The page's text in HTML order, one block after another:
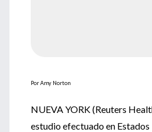
Por Amy Norton
NUEVA YORK (Reuters
estudio efectuado en